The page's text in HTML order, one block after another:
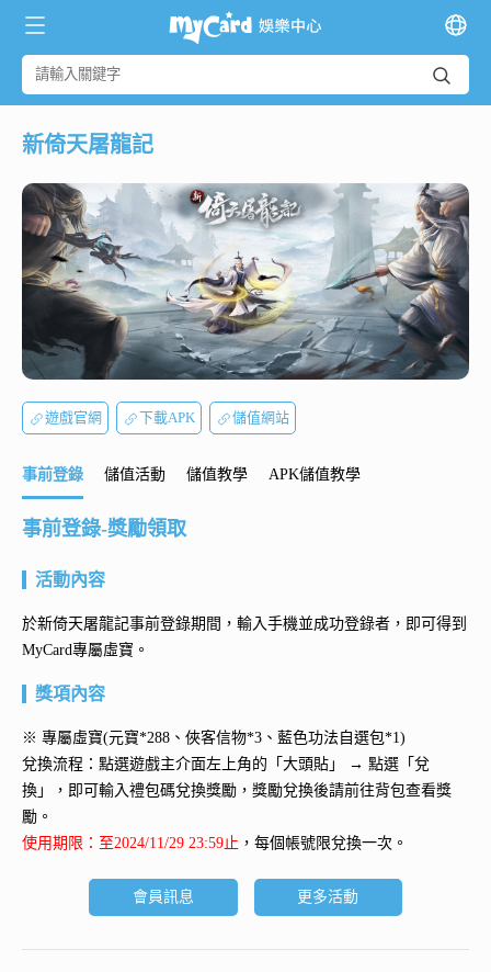
新倚天屠龍記
遊戲官網 下載APK 儲值網站
事前登錄 儲值活動 儲值教學 APK儲值教學
事前登錄-獎勵領取
活動內容
於新倚天屠龍記事前登錄期間，輸入手機並成功登錄者，即可得到
MyCard專屬虛寶。
獎項內容
※ 專屬虛寶(元寶*288、俠客信物*3、藍色功法自選包*1)
兌換流程：點選遊戲主介面左上角的「大頭貼」 → 點選「兌
換」，即可輸入禮包碼兌換獎勵，獎勵兌換後請前往背包查看獎
勵。
使用期限：至2024/11/29 23:59止 ，每個帳號限兌換一次。
會員訊息 更多活動